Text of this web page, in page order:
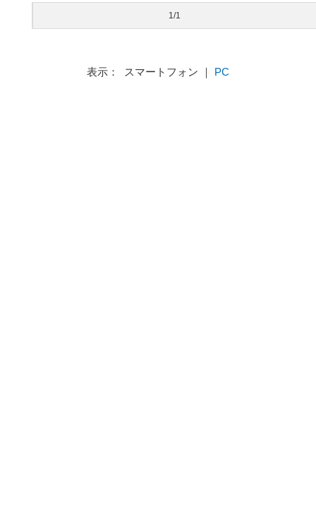
1/1
表示： スマートフォン ｜ PC